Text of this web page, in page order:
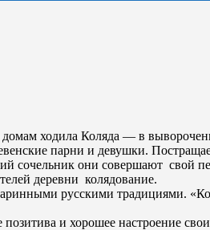
ходила Коляда — в
парни и девушки.
сочельник они совершают свой
деревни колядование.
русскими традициями.
и хорошее настроение